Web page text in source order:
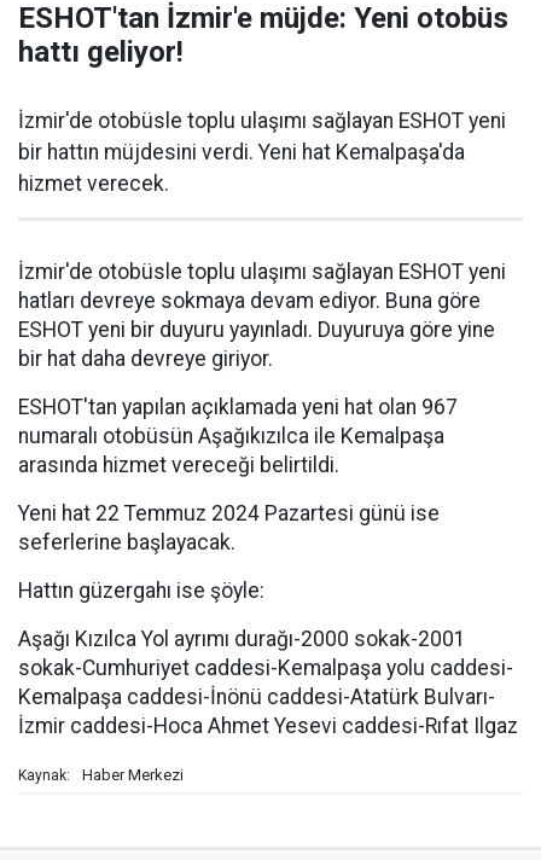
ESHOT'tan İzmir'e müjde: Yeni otobüs
hattı geliyor!
İzmir'de otobüsle toplu ulaşımı sağlayan ESHOT yeni
bir hattın müjdesini verdi. Yeni hat Kemalpaşa'da
hizmet verecek.
İzmir'de otobüsle toplu ulaşımı sağlayan ESHOT yeni
hatları devreye sokmaya devam ediyor. Buna göre
ESHOT yeni bir duyuru yayınladı. Duyuruya göre yine
bir hat daha devreye giriyor.
ESHOT'tan yapılan açıklamada yeni hat olan 967
numaralı otobüsün Aşağıkızılca ile Kemalpaşa
arasında hizmet vereceği belirtildi.
Yeni hat 22 Temmuz 2024 Pazartesi günü ise
seferlerine başlayacak.
Hattın güzergahı ise şöyle:
Aşağı Kızılca Yol ayrımı durağı-2000 sokak-2001
sokak-Cumhuriyet caddesi-Kemalpaşa yolu caddesi-
Kemalpaşa caddesi-İnönü caddesi-Atatürk Bulvarı-
İzmir caddesi-Hoca Ahmet Yesevi caddesi-Rıfat Ilgaz
Kaynak: Haber Merkezi